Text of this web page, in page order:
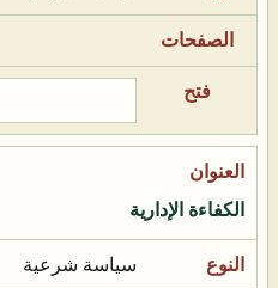
الكفاءة الإدارية
سياسة شرعية